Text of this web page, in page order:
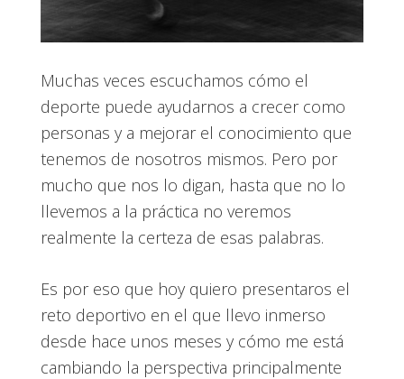
Muchas veces escuchamos cómo el
deporte puede ayudarnos a crecer como
personas y a mejorar el conocimiento que
tenemos de nosotros mismos. Pero por
mucho que nos lo digan, hasta que no lo
llevemos a la práctica no veremos
realmente la certeza de esas palabras.
Es por eso que hoy quiero presentaros el
reto deportivo en el que llevo inmerso
desde hace unos meses y cómo me está
cambiando la perspectiva principalmente